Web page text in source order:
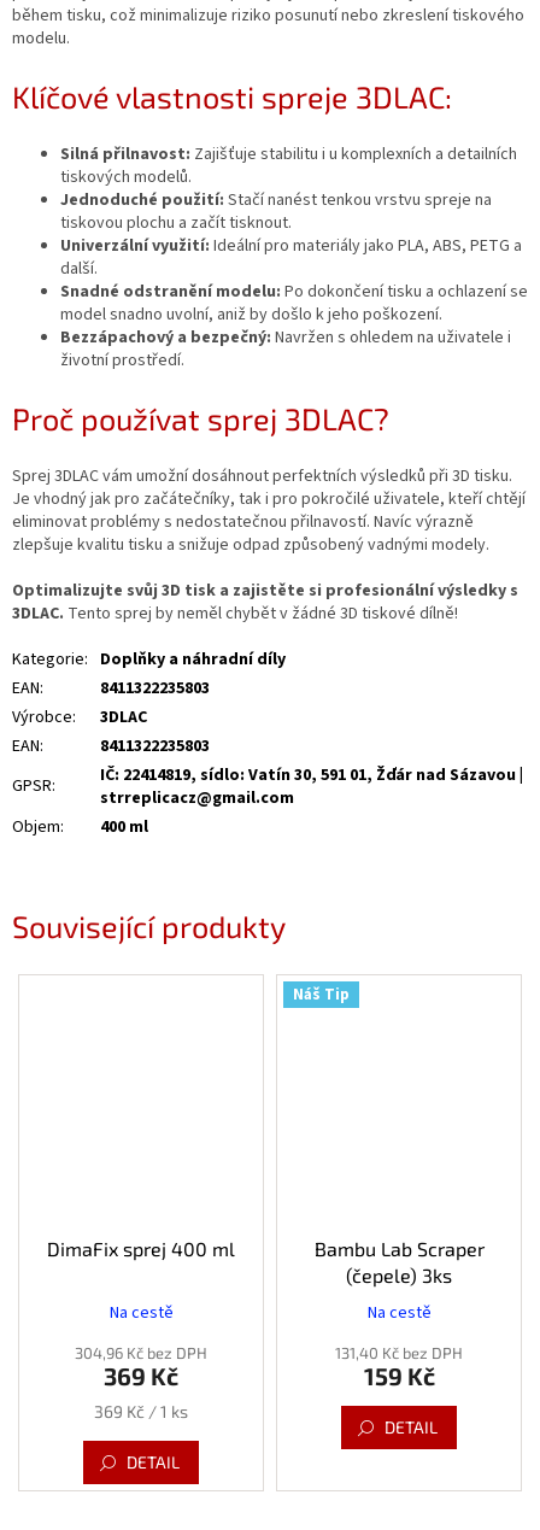
Související produkty
DimaFix sprej 400 ml
Na cestě
304,96 Kč bez DPH
369 Kč
Měrná
369 Kč / 1 ks
DETAIL
Náš Tip
Bambu Lab Scraper
(čepele) 3ks
Na cestě
131,40 Kč bez DPH
159 Kč
DETAIL
během tisku, což minimalizuje riziko posunutí nebo zkreslení tiskového
modelu.
Klíčové vlastnosti spreje 3DLAC:
Silná přilnavost: Zajišťuje stabilitu i u komplexních a detailních
tiskových modelů.
Jednoduché použití: Stačí nanést tenkou vrstvu spreje na
tiskovou plochu a začít tisknout.
Univerzální využití: Ideální pro materiály jako PLA, ABS, PETG a
další.
Snadné odstranění modelu: Po dokončení tisku a ochlazení se
model snadno uvolní, aniž by došlo k jeho poškození.
Bezzápachový a bezpečný: Navržen s ohledem na uživatele i
životní prostředí.
Proč používat sprej 3DLAC?
Sprej 3DLAC vám umožní dosáhnout perfektních výsledků při 3D tisku.
Je vhodný jak pro začátečníky, tak i pro pokročilé uživatele, kteří chtějí
eliminovat problémy s nedostatečnou přilnavostí. Navíc výrazně
zlepšuje kvalitu tisku a snižuje odpad způsobený vadnými modely.
Optimalizujte svůj 3D tisk a zajistěte si profesionální výsledky s
3DLAC. Tento sprej by neměl chybět v žádné 3D tiskové dílně!
Kategorie: Doplňky a náhradní díly
EAN:
8411322235803
Výrobce:
3DLAC
EAN:
8411322235803
GPSR:
IČ: 22414819, sídlo: Vatín 30, 591 01, Žďár nad Sázavou |
strreplicacz@gmail.com
Objem: 400 ml